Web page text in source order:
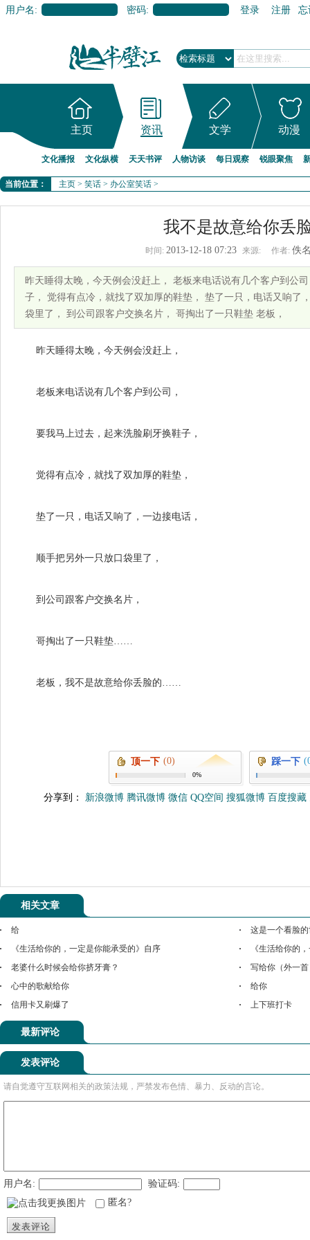
用户名: 密码: 登录 注册 忘
主页 资讯 文学 动漫
文化播报 文化纵横 天天书评 人物访谈 每日观察 锐眼聚焦
当前位置： 主页 > 笑话 > 办公室笑话 >
我不是故意给你丢
时间: 2013-12-18 07:23 来源: 作者: 佚
昨天睡得太晚，今天例会没赶上， 老板来电话说有几个客户到公
子， 觉得有点冷，就找了双加厚的鞋垫， 垫了一只，电话又响了
袋里了， 到公司跟客户交换名片， 哥掏出了一只鞋垫 老板，
昨天睡得太晚，今天例会没赶上，
老板来电话说有几个客户到公司，
要我马上过去，起来洗脸刷牙换鞋子，
觉得有点冷，就找了双加厚的鞋垫，
垫了一只，电话又响了，一边接电话，
顺手把另外一只放口袋里了，
到公司跟客户交换名片，
哥掏出了一只鞋垫……
老板，我不是故意给你丢脸的……
顶一下 (0)
0%
踩一下
分享到： 新浪微博 腾讯微博 微信 QQ空间 搜狐微博 百度搜藏
相关文章
给
这是一个看脸
《生活给你的，一定是你能承受的》自序
《生活给你的
老婆什么时候会给你挤牙膏？
写给你（外一
心中的歌献给你
给你
信用卡又刷爆了
上下班打卡
最新评论
发表评论
请自觉遵守互联网相关的政策法规，严禁发布色情、暴力、反动的言论。
用户名:
验证码:
匿名?
发表评论